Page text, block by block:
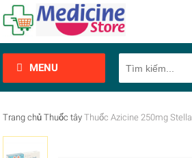
MENU
Trang chủ Thuốc tây Thuốc Azicine 250mg Stella